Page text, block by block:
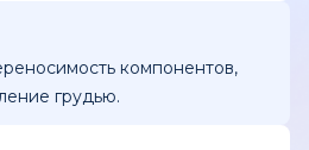
компонентов,
грудью.